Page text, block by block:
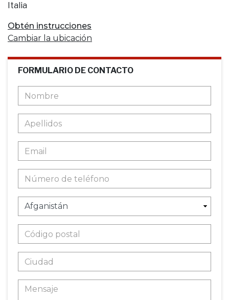
Italia
Obtén instrucciones
Cambiar la ubicación
FORMULARIO DE CONTACTO